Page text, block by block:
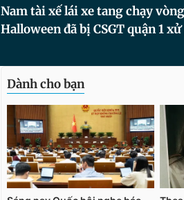
Nam tài xế lái xe tang chạy
Halloween đã bị CSGT quận 1